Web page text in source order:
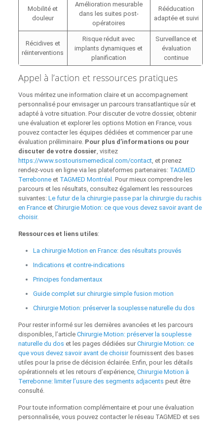
Mobilité et
douleur
Amélioration mesurable
dans les suites post-
opératoires
Rééducation
adaptée et suivi
Récidives et
réinterventions
Risque réduit avec
implants dynamiques et
planification
Surveillance et
évaluation
continue
Appel à l’action et ressources pratiques
Vous méritez une information claire et un accompagnement
personnalisé pour envisager un parcours transatlantique sûr et
adapté à votre situation. Pour discuter de votre dossier, obtenir
une évaluation et explorer les options Motion en France, vous
pouvez contacter les équipes dédiées et commencer par une
évaluation préliminaire. Pour plus d’informations ou pour
discuter de votre dossier, visitez
https://www.sostourismemedical.com/contact, et prenez
rendez-vous en ligne via les plateformes partenaires: TAGMED
Terrebonneet TAGMED Montréal . Pour mieux comprendre les
parcours et les résultats, consultez également les ressources
suivantes: Le futur de la chirurgie passe par la chirurgie du rachis
en Franceet Chirurgie Motion: ce que vous devez savoir avant de
choisir.
Ressources et liens utiles:
La chirurgie Motion en France: des résultats prouvés
Indications et contre-indications
Principes fondamentaux
Guide complet sur chirurgie simple fusion motion
Chirurgie Motion: préserver la souplesse naturelle du dos
Pour rester informé sur les dernières avancées et les parcours
disponibles, l’article Chirurgie Motion: préserver la souplesse
naturelle du dos et les pages dédiées sur Chirurgie Motion: ce
que vous devez savoir avant de choisirfournissent des bases
utiles pour la prise de décision éclairée. Enfin, pour les détails
opérationnels et les retours d’expérience, Chirurgie Motion à
Terrebonne: limiter l’usure des segments adjacents peut être
consulté.
Pour toute information complémentaire et pour une évaluation
personnalisée, vous pouvez contacter le réseau TAGMED et ses